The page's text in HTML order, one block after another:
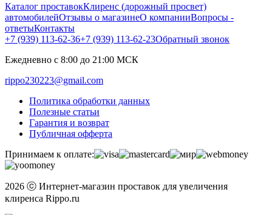
Каталог проставокКлиренс (дорожный просвет)
автомобилейОтзывы о магазинеО компанииВопросы -
ответыКонтакты
+7 (939) 113-62-36+7 (939) 113-62-23Обратный звонок
Ежедневно с 8:00 до 21:00 МСК
rippo230223@gmail.com
Политика обработки данных
Полезные статьи
Гарантия и возврат
Публичная офферта
Принимаем к оплате:
2026 ⓒ Интернет-магазин проставок для увеличения
клиренса Rippo.ru